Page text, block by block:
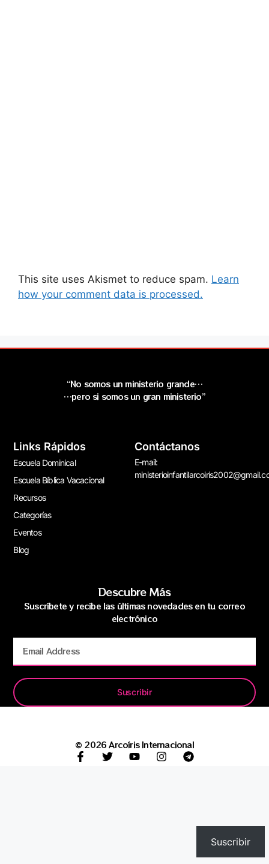
This site uses Akismet to reduce spam. Learn
how your comment data is processed.
“No somos un ministerio grande…
…pero si somos un gran ministerio”
Links Rápidos
Escuela Dominical
Escuela Bíblica Vacacional
Recursos
Categorías
Eventos
Blog
Contáctanos
E-mail:
Descubre Más
Suscríbete y recibe las últimas novedades en tu correo
electrónico
Suscribir
© 2026 Arcoíris Internacional
Suscribir